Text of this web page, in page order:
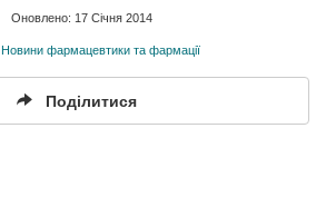
Оновлено: 17 Січня 2014
Новини фармацевтики та фармації
Поділитися